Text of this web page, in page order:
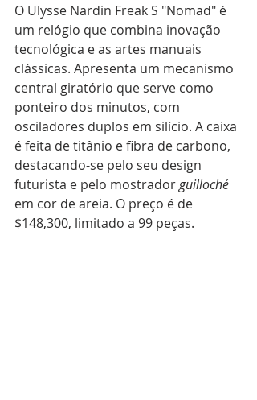
O Ulysse Nardin Freak S "Nomad" é
um relógio que combina inovação
tecnológica e as artes manuais
clássicas. Apresenta um mecanismo
central giratório que serve como
ponteiro dos minutos, com
osciladores duplos em silício. A caixa
é feita de titânio e fibra de carbono,
destacando-se pelo seu design
futurista e pelo mostrador guilloché
em cor de areia. O preço é de
$148,300, limitado a 99 peças.